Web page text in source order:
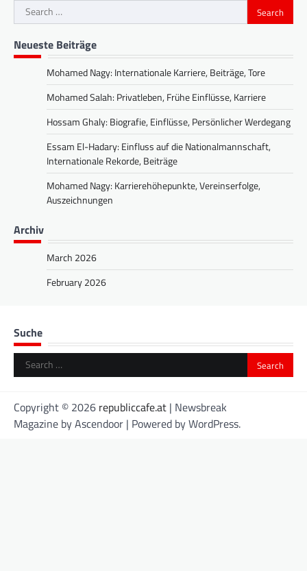
Search
for:
Neueste Beiträge
Mohamed Nagy: Internationale Karriere, Beiträge, Tore
Mohamed Salah: Privatleben, Frühe Einflüsse, Karriere
Hossam Ghaly: Biografie, Einflüsse, Persönlicher Werdegang
Essam El-Hadary: Einfluss auf die Nationalmannschaft,
Internationale Rekorde, Beiträge
Mohamed Nagy: Karrierehöhepunkte, Vereinserfolge,
Auszeichnungen
Archiv
March 2026
February 2026
Suche
Search
for:
Copyright © 2026 republiccafe.at | Newsbreak
Magazine byAscendoor | Powered byWordPress.